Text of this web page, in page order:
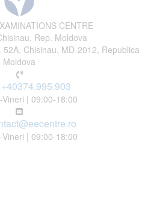
CENTRE
Rep. Moldova
52A, Chisinau, MD-2012, Republica
Moldova
+40374.995.903
| 09:00-18:00
| 09:00-18:00